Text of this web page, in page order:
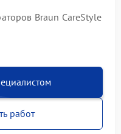
Braun CareStyle
работ